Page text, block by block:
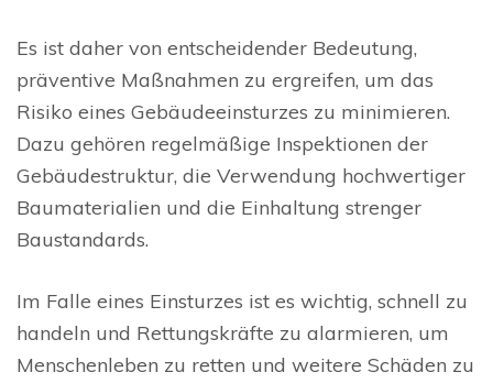
Es ist daher von entscheidender Bedeutung,
präventive Maßnahmen zu ergreifen, um das
Risiko eines Gebäudeeinsturzes zu minimieren.
Dazu gehören regelmäßige Inspektionen der
Gebäudestruktur, die Verwendung hochwertiger
Baumaterialien und die Einhaltung strenger
Baustandards.
Im Falle eines Einsturzes ist es wichtig, schnell zu
handeln und Rettungskräfte zu alarmieren, um
Menschenleben zu retten und weitere Schäden zu